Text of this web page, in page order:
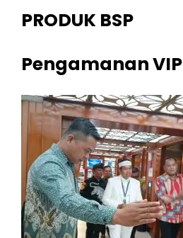
PRODUK BSP
Pengamanan VIP